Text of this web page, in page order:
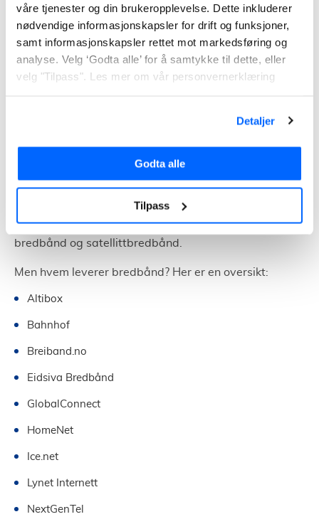
våre tjenester og din brukeropplevelse. Dette inkluderer
nødvendige informasjonskapsler for drift og funksjoner,
samt informasjonskapsler rettet mot markedsføring og
analyse. Velg ‘Godta alle’ for å samtykke til dette, eller
velg "Tilpass". Les mer om vår personvernerklæring
Detaljer
Godta alle
Tilpass
Fyller du ut vårt skjema på toppen av siden her, får du
kontakt med flere leverandører av bredbånd. Da kan
du sammenligne hastigheter og priser enkelt. Med
oversikt over markedet, kan du gjøre et kvalifisert
Internettleverandørene i Norge er både regionale og
landsdekkende. Disse tilbyr ulike typer bredbånd, slik
som fibernett med enorm netthastighet. Mens andre
heller fokuserer på å tilby fleksibilitet gjennom mobilt
bredbånd og satellittbredbånd.
Men hvem leverer bredbånd? Her er en oversikt:
Altibox
Bahnhof
Breiband.no
Eidsiva Bredbånd
GlobalConnect
HomeNet
Ice.net
Lynet Internett
NextGenTel